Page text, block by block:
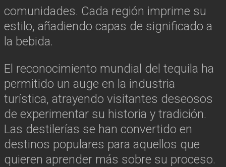
comunidades. Cada región imprime su
estilo, añadiendo capas de significado a
la bebida.
El reconocimiento mundial del tequila ha
permitido un auge en la industria
turística, atrayendo visitantes deseosos
de experimentar su historia y tradición.
Las destilerías se han convertido en
destinos populares para aquellos que
quieren aprender más sobre su proceso.